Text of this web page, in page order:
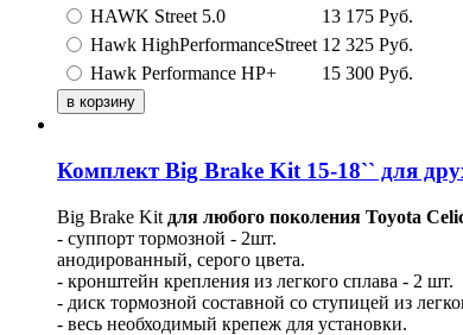
HAWK Street 5.0
13 175 Руб.
Hawk HighPerformanceStreet 12 325 Руб.
Hawk Performance HP+
15 300 Руб.
Комплект Big Brake Kit 15-18`` для
Big Brake Kit для любого поколения Toyota
- суппорт тормозной - 2шт.
анодированный, серого цвета.
- кронштейн крепления из легкого сплава - 2 шт.
- диск тормозной составной со ступицей из
- весь необходимый крепеж для установки.